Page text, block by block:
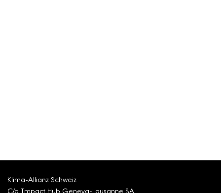
Klima-Allianz Schweiz
C/o Impact Hub Geneva-Lausanne SA